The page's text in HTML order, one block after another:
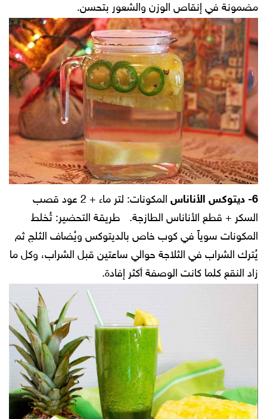
مضمونة في إنقاص الوزن والشعور بتحسن.
6- ديتوكس الأناناس المكونات:
لتر ماء + 2 عود قصب
السكر + قطع الأناناس الطازجة.
طريقة التحضير: تُخلط
المكونات سوياً في كوب خاص بالديتوكس ويُضاف الثلج ثم
يُترك الشراب في الثلاجة حوالي ساعتين قبل الشراب، وكل ما
زاد النقع كلما كانت الوصفة أكثر إفادة.